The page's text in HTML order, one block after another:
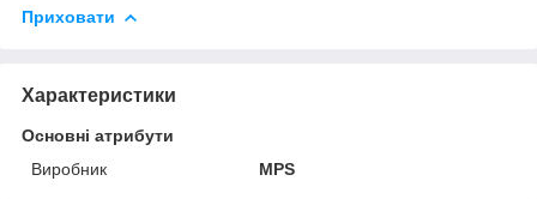
Приховати
Характеристики
Основні атрибути
Виробник
MPS